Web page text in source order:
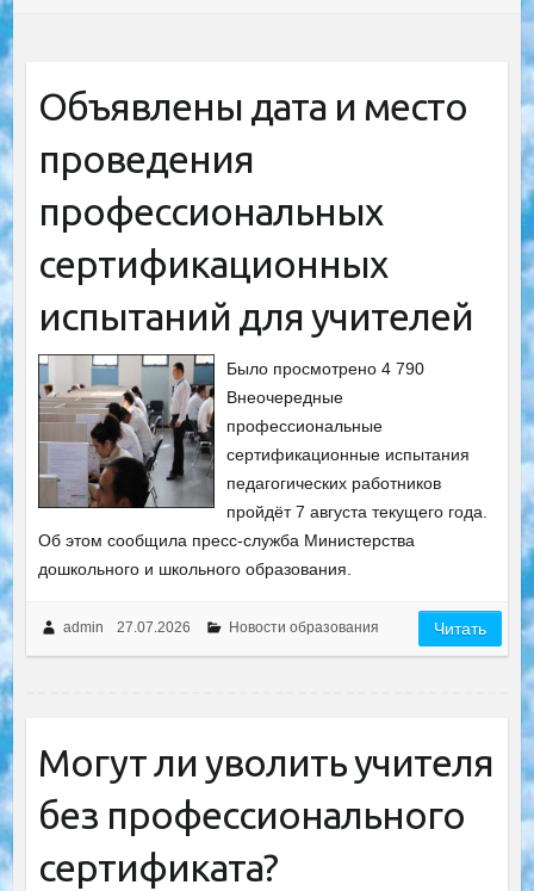
Объявлены дата и место
проведения
профессиональных
сертификационных
испытаний для учителей
Было просмотрено 4 790
Внеочередные
профессиональные
сертификационные испытания
педагогических работников
пройдёт 7 августа текущего года.
Об этом сообщила пресс-служба Министерства
дошкольного и школьного образования.
admin 27.07.2026 Новости образования Читать
Могут ли уволить учителя
без профессионального
сертификата?